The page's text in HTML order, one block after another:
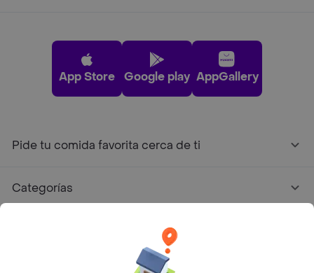
App Store Google play AppGallery
Pide tu comida favorita cerca de ti
Categorías